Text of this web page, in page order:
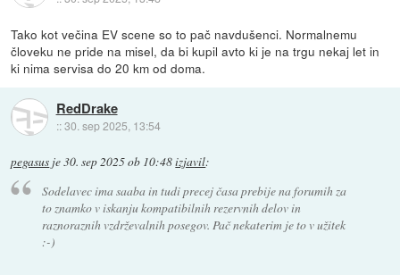
Tako kot večina EV scene so to pač navdušenci. Normalnemu
človeku ne pride na misel, da bi kupil avto ki je na trgu nekaj let in
ki nima servisa do 20 km od doma.
RedDrake
::30. sep 2025, 13:54
pegasus je30. sep 2025 ob 10:48izjavil:
Sodelavec ima saaba in tudi precej časa prebije na forumih za
to znamko v iskanju kompatibilnih rezervnih delov in
raznoraznih vzdrževalnih posegov. Pač nekaterim je to v užitek
:-)